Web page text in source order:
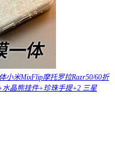
小米MixFlip摩托罗拉Razr50/60折
水晶熊挂件+珍珠手提+2 三星